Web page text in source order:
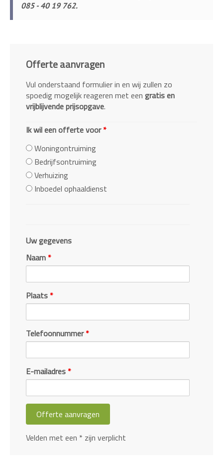
085 - 40 19 762.
Offerte aanvragen
Vul onderstaand formulier in en wij zullen zo
spoedig mogelijk reageren met een gratis en
vrijblijvende prijsopgave.
Ik wil een offerte voor*
Woningontruiming
Bedrijfsontruiming
Verhuizing
Inboedel ophaaldienst
Uw gegevens
Naam *
Plaats *
Telefoonnummer*
E-mailadres *
Velden met een * zijn verplicht